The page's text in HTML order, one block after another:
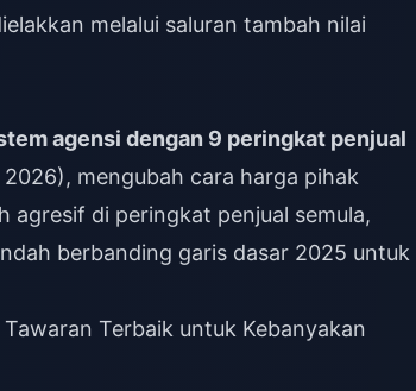
melalui saluran tambah nilai
agensi dengan 9 peringkat penjual
mengubah cara harga pihak
agresif di peringkat penjual semula,
berbanding garis dasar 2025 untuk
Terbaik untuk Kebanyakan